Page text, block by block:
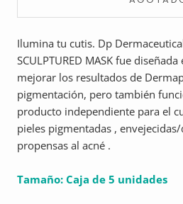
Ilumina tu cutis. Dp
SCULPTURED MASK fue
mejorar los resultados de
pigmentación, pero también
producto independiente para el
pieles pigmentadas ,
propensas al acné .
Tamaño: Caja de 5 unidades